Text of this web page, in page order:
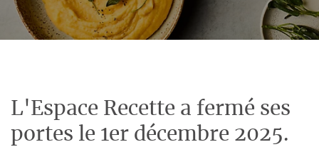
L'Espace Recette a fermé ses
portes le 1er décembre 2025.